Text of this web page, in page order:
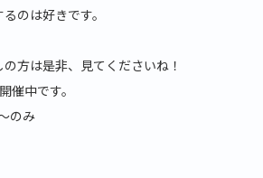
のは好きです。
方は是非、見てくださいね！
催中です。
のみ